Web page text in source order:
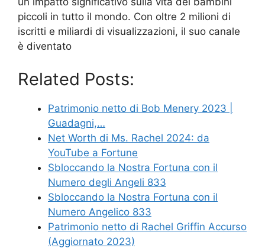
piccoli in tutto il mondo. Con oltre 2 milioni di
iscritti e miliardi di visualizzazioni, il suo canale
è diventato
Related Posts:
Patrimonio netto di Bob Menery 2023 |
Guadagni,…
Net Worth di Ms. Rachel 2024: da
YouTube a Fortune
Sbloccando la Nostra Fortuna con il
Numero degli Angeli 833
Sbloccando la Nostra Fortuna con il
Numero Angelico 833
Patrimonio netto di Rachel Griffin Accurso
(Aggiornato 2023)